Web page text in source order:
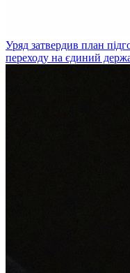
Уряд затвердив план
переходу на єдиний